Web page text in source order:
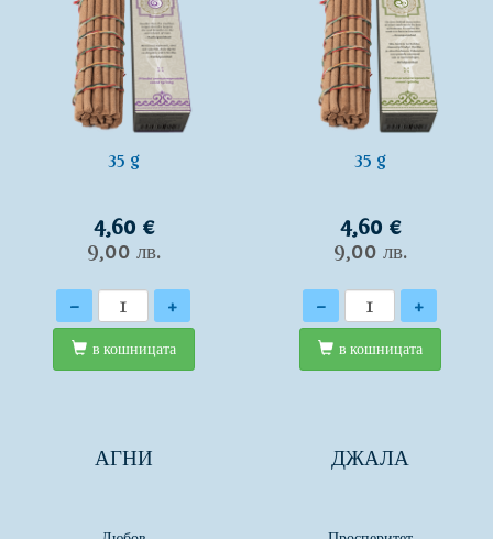
35 g
4,60 €
9,00 лв.
Количество
- +
в кошницата
35 g
4,60 €
9,00 лв.
Количество
- +
в кошницата
АГНИ ДЖАЛА